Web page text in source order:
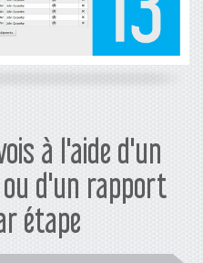
à l'aide d'un
d'un rapport
étape